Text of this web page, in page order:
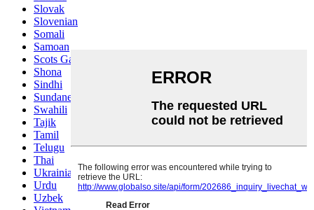
Slovak
Slovenian
Somali
Samoan
Scots Gaelic
Shona
Sindhi
Sundanese
Swahili
Tajik
Tamil
Telugu
Thai
Ukrainian
Urdu
Uzbek